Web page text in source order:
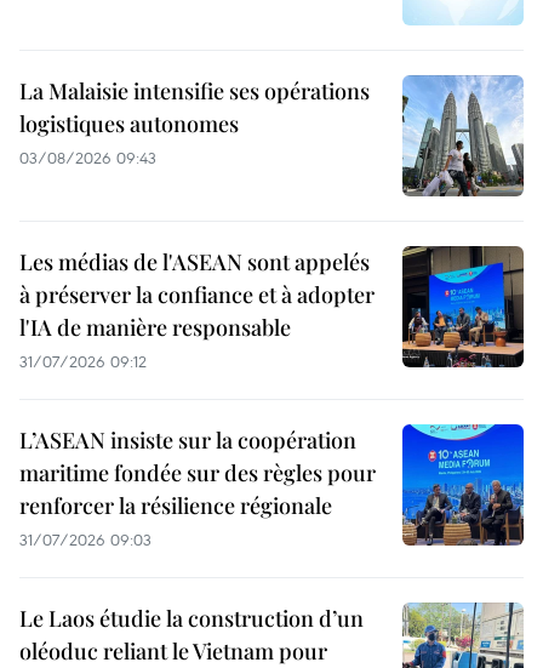
La Malaisie intensifie ses opérations
logistiques autonomes
03/08/2026 09:43
Les médias de l'ASEAN sont appelés
à préserver la confiance et à adopter
l'IA de manière responsable
31/07/2026 09:12
L’ASEAN insiste sur la coopération
maritime fondée sur des règles pour
renforcer la résilience régionale
31/07/2026 09:03
Le Laos étudie la construction d’un
oléoduc reliant le Vietnam pour